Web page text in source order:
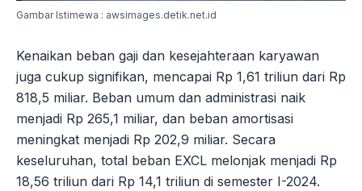
Gambar Istimewa : awsimages.detik.net.id
Kenaikan beban gaji dan kesejahteraan karyawan
juga cukup signifikan, mencapai Rp 1,61 triliun dari Rp
818,5 miliar. Beban umum dan administrasi naik
menjadi Rp 265,1 miliar, dan beban amortisasi
meningkat menjadi Rp 202,9 miliar. Secara
keseluruhan, total beban EXCL melonjak menjadi Rp
18,56 triliun dari Rp 14,1 triliun di semester I-2024.